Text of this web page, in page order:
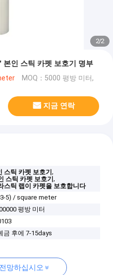
2/2
인 스틱 카펫 보호기 명부
MOQ：5000 평방 미터,
지금 연락
스틱 카펫 보호기,
스틱 카펫 보호기,
스틱 랩이 카펫을 보호합니다
5) / square meter
평방 미터
금 후에 7-15days
망하십시오